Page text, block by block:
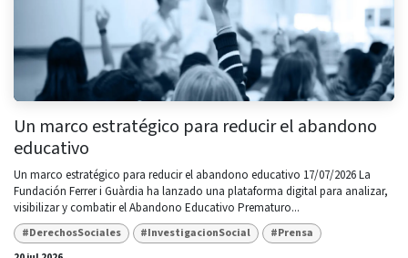
Un marco estratégico para reducir el abandono
educativo
Un marco estratégico para reducir el abandono educativo 17/07/2026 La
Fundación Ferrer i Guàrdia ha lanzado una plataforma digital para analizar,
visibilizar y combatir el Abandono Educativo Prematuro...
#DerechosSociales #InvestigacionSocial
#Prensa